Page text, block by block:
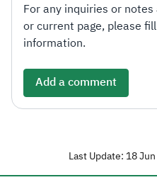
For any inquiries or
or current page, please
information.
Add a comment
Last Update: 18